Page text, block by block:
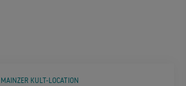
MAINZER KULT-LOCATION